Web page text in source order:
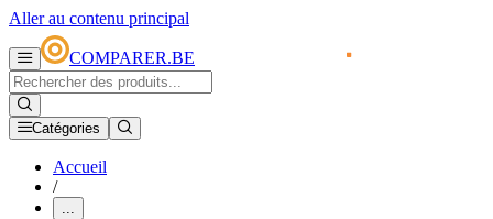
Aller au contenu principal
COMPARER.BE
Catégories
Accueil
/
...